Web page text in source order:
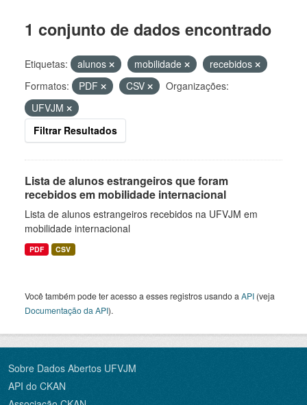
1 conjunto de dados encontrado
Etiquetas: alunos mobilidade
recebidos
Formatos:
PDF CSV
Organizações:
UFVJM
Filtrar Resultados
Lista de alunos estrangeiros que foram
recebidos em mobilidade internacional
Lista de alunos estrangeiros recebidos na UFVJM em
mobilidade internacional
PDF CSV
Você também pode ter acesso a esses registros usando a API (veja
Documentação da API).
Sobre Dados Abertos UFVJM
API do CKAN